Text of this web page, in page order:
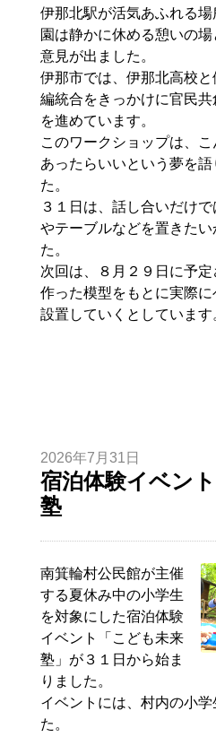
伊那北駅が活気あふれる
園は静かに休める憩いの
意見が出ました。
伊那市では、伊那北高校
編統合をきっかけに官民
を進めています。
このワークショップは、
あったらいいという夢を
た。
３１日は、話し合いだけ
やテーブルなどを置きた
た。
次回は、８月２９日に予
作った模型をもとに実際に
設置していくとしています
2026年7月31日
宿泊体験イベン
塾
南箕輪村公民館が主催
する夏休み中の小学生
を対象にした宿泊体験
イベント「こども未来
塾」が３１日から始ま
りました。
イベントには、村内の小
た。